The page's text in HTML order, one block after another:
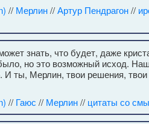
// Мерлин//Артур Пендрагон//
знать, что будет, даже
но это возможный исход.
И ты, Мерлин, твои решения, твои
// Гаюс // Мерлин// цитаты со